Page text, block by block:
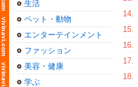
生活
ペット・動物
エンターテインメント
ファッション
美容・健康
学ぶ
14.
15.
16.
17.
18.